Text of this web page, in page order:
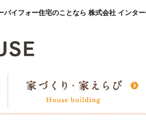
イフォー住宅のことなら 株式会社 インタ